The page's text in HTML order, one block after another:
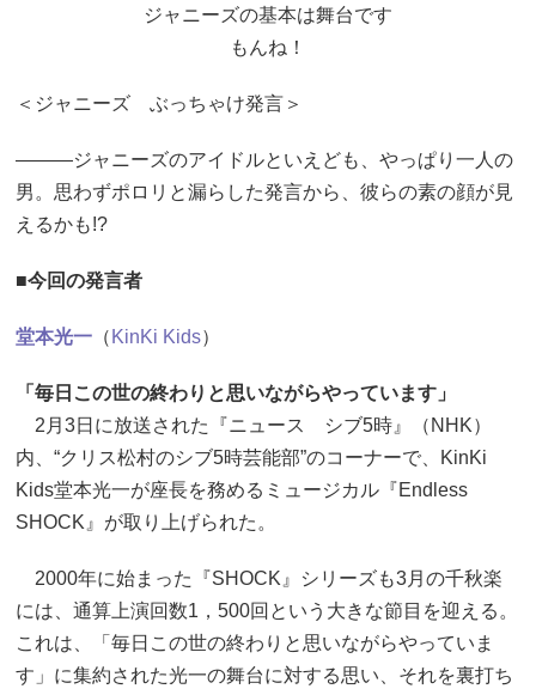
ジャニーズの基本は舞台です
もんね！
＜ジャニーズ ぶっちゃけ発言＞
―――ジャニーズのアイドルといえども、やっぱり一人の
男。思わずポロリと漏らした発言から、彼らの素の顔が見
えるかも!?
■今回の発言者
堂本光一 （ KinKi Kids）
「毎日この世の終わりと思いながらやっています」
2月3日に放送された『ニュース シブ5時』（NHK）
内、“クリス松村のシブ5時芸能部”のコーナーで、KinKi
Kids堂本光一が座長を務めるミュージカル『Endless
SHOCK』が取り上げられた。
2000年に始まった『SHOCK』シリーズも3月の千秋楽
には、通算上演回数1，500回という大きな節目を迎える。
これは、「毎日この世の終わりと思いながらやっていま
す」に集約された光一の舞台に対する思い、それを裏打ち